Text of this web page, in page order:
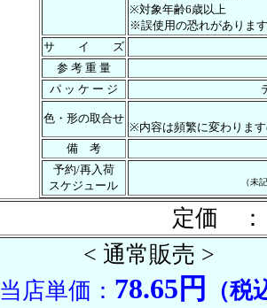
※対象年齢6歳以上
※誤使用の恐れがありま
サ イ ズ
参 考 重 量
パ ッ ケ ー ジ
色・形の取合せ
※内容は頻繁に変わりま
備 考
予約/再入荷
スケジュール
（未
定価 ：
< 通常販売 >
当店単価： 78.65円
（税